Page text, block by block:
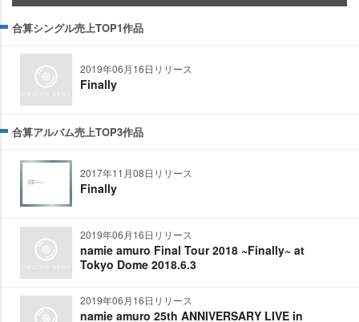
合算シングル売上TOP1作品
2019年06月16日リリース
Finally
合算アルバム売上TOP3作品
2017年11月08日リリース
Finally
2019年06月16日リリース
namie amuro Final Tour 2018 ~Finally~ at
Tokyo Dome 2018.6.3
2019年06月16日リリース
namie amuro 25th ANNIVERSARY LIVE in